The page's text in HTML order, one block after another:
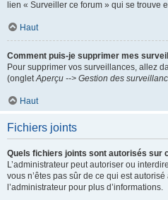
lien « Surveiller ce forum » qui se trouve
Haut
Comment puis-je supprimer mes
Pour supprimer vos surveillances, allez
(ongletAperçu --> Gestion des
Haut
Fichiers joints
Quels fichiers joints sont autorisés sur
L’administrateur peut autoriser ou
vous n’êtes pas sûr de ce qui est
l’administrateur pour plus d’informations.